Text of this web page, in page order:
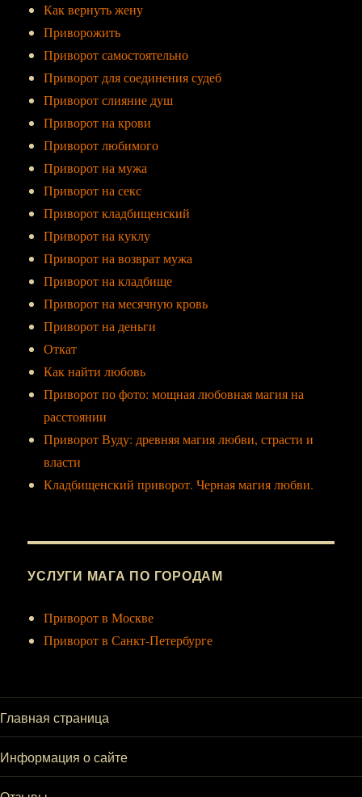
Как вернуть жену
Приворожить
Приворот самостоятельно
Приворот для соединения судеб
Приворот слияние душ
Приворот на крови
Приворот любимого
Приворот на мужа
Приворот на секс
Приворот кладбищенский
Приворот на куклу
Приворот на возврат мужа
Приворот на кладбище
Приворот на месячную кровь
Приворот на деньги
Откат
Как найти любовь
Приворот по фото: мощная любовная магия на
расстоянии
Приворот Вуду: древняя магия любви, страсти и
власти
Кладбищенский приворот. Черная магия любви.
УСЛУГИ МАГА ПО ГОРОДАМ
Приворот в Москве
Приворот в Санкт-Петербурге
Главная страница
Информация о сайте